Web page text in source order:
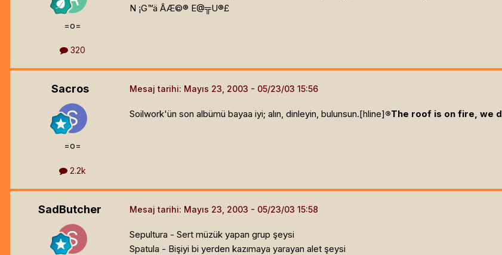
=o=
320
N ¡G™ä ÂÆ©® E@╦U®£
Sacros
=o=
2.2k
Mesaj tarihi: Mayıs 23, 2003
Soilwork'ün son albümü bayaa iyi; alın, dinleyin, bulunsun.[hline]®The roof is on fire, we
SadButcher Mesaj tarihi: Mayıs 23, 2003
Sepultura - Sert müzük yapan grup şeysi
Spatula - Bişiyi bi yerden kazımaya yarayan alet şeysi